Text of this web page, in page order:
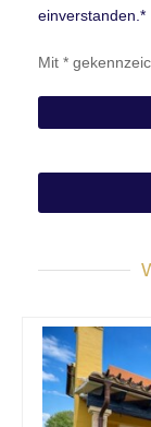
einverstanden.*
Mit *